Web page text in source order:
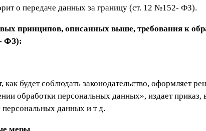
о передаче данных за границу (ст. 12 №152- ФЗ).
принципов, описанных выше, требования к
ФЗ):
как будет соблюдать законодательство, оформляет
обработки персональных данных», издает приказ,
персональных данных и т д.